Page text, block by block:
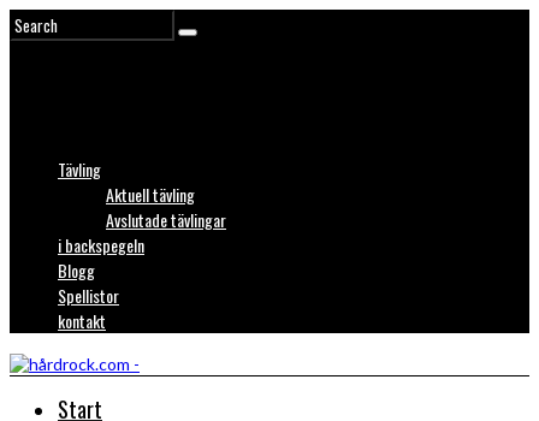
Tävling
Aktuell tävling
Avslutade tävlingar
i backspegeln
Blogg
Spellistor
kontakt
Start